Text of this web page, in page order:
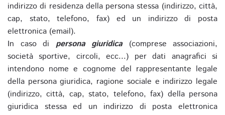
indirizzo di residenza della persona stessa (indirizzo, città,
cap, stato, telefono, fax) ed un indirizzo di posta
elettronica (email).
In caso di persona giuridica(comprese associazioni,
società sportive, circoli, ecc...) per dati anagrafici si
intendono nome e cognome del rappresentante legale
della persona giuridica, ragione sociale e indirizzo legale
(indirizzo, città, cap, stato, telefono, fax) della persona
giuridica stessa ed un indirizzo di posta elettronica